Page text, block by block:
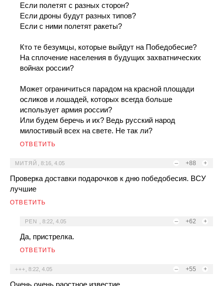
Если полетят с разных сторон?
Если дроны будут разных типов?
Если с ними полетят ракеты?
Кто те безумцы, которые выйдут на Победобесие?
На сплочение населения в будущих захватнических
войнах россии?
Может ограничиться парадом на красной площади
осликов и лошадей, которых всегда больше
использует армия россии?
Или будем беречь и их? Ведь русский народ
милостивый всех на свете. Не так ли?
ОТВЕТИТЬ
– +88 +
МИТЯЙ 8:16, 4.05
Проверка доставки подарочков к дню победобесия. ВСУ
лучшие
ОТВЕТИТЬ
– +62 +
PEN ,8:22, 4.05
Да, пристрелка.
ОТВЕТИТЬ
– +55 +
+++ ,8:22, 4.05
Очень.очень раостное известие